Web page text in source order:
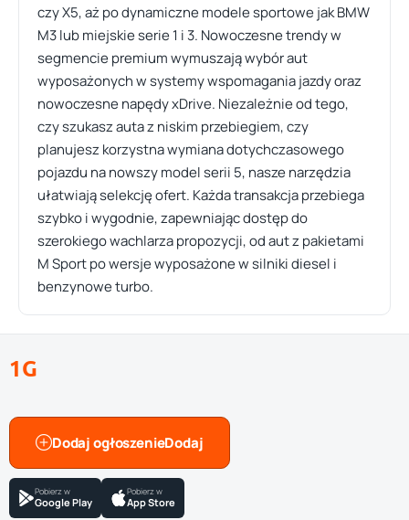
czy X5, aż po dynamiczne modele sportowe jak BMW
M3 lub miejskie serie 1 i 3. Nowoczesne trendy w
segmencie premium wymuszają wybór aut
wyposażonych w systemy wspomagania jazdy oraz
nowoczesne napędy xDrive. Niezależnie od tego,
czy szukasz auta z niskim przebiegiem, czy
planujesz korzystna wymiana dotychczasowego
pojazdu na nowszy model serii 5, nasze narzędzia
ułatwiają selekcję ofert. Każda transakcja przebiega
szybko i wygodnie, zapewniając dostęp do
szerokiego wachlarza propozycji, od aut z pakietami
M Sport po wersje wyposażone w silniki diesel i
benzynowe turbo.
1G
Dodaj ogłoszenie
Pobierz w
Google Play
Pobierz w
App Store